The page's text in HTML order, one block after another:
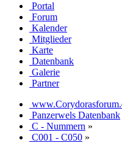
Portal
Forum
Kalender
Mitglieder
Karte
Datenbank
Galerie
Partner
Panzerwels Datenbank
C - Nummern »
C001 - C050 »